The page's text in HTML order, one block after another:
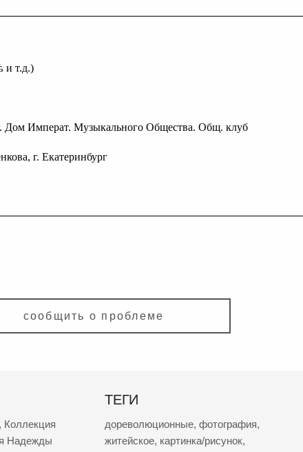
и т.д.)
Дом Императ. Музыкального Общества. Общ. клуб
г. Екатеринбург
сообщить о проблеме
, Коллекция
Надежды
ТЕГИ
дореволюционные, фотография,
житейское, картинка/рисунок,